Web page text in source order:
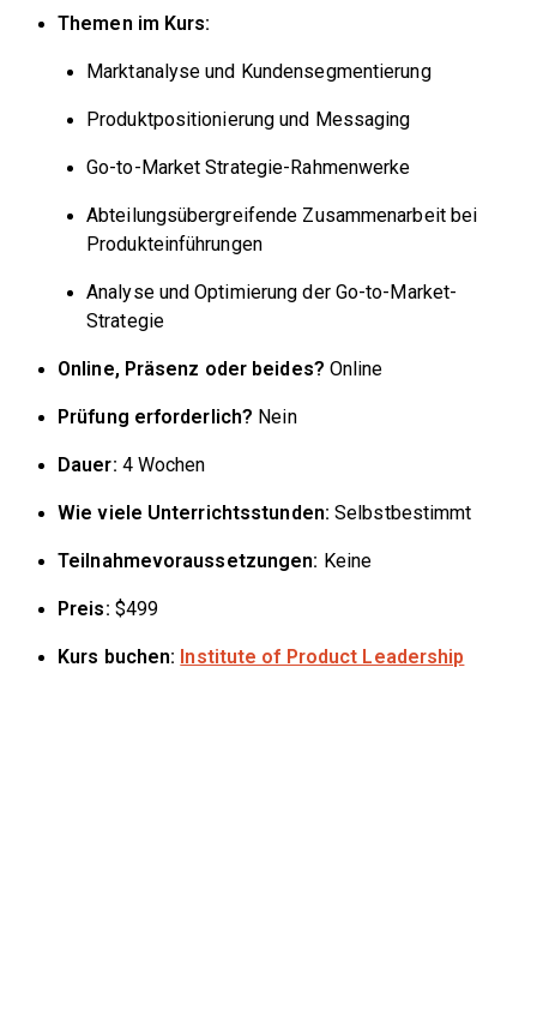
Themen im Kurs:
Marktanalyse und Kundensegmentierung
Produktpositionierung und Messaging
Go-to-Market Strategie-Rahmenwerke
Abteilungsübergreifende Zusammenarbeit bei
Produkteinführungen
Analyse und Optimierung der Go-to-Market-
Strategie
Online, Präsenz oder beides? Online
Prüfung erforderlich? Nein
Dauer: 4 Wochen
Wie viele Unterrichtsstunden: Selbstbestimmt
Teilnahmevoraussetzungen: Keine
Preis: $499
Kurs buchen: Institute of Product Leadership